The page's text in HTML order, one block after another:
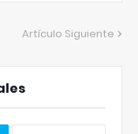
Artículo Siguiente